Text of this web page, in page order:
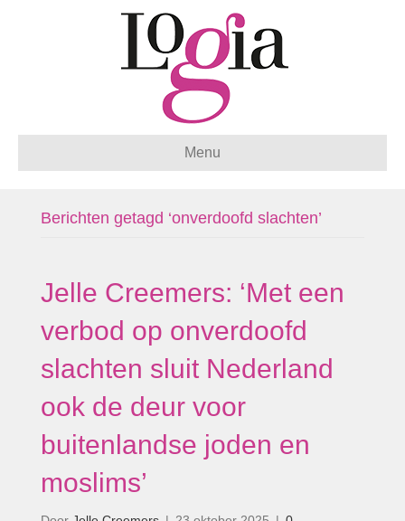
Menu
Berichten getagd ‘onverdoofd slachten’
Jelle Creemers: ‘Met een
verbod op onverdoofd
slachten sluit Nederland
ook de deur voor
buitenlandse joden en
moslims’